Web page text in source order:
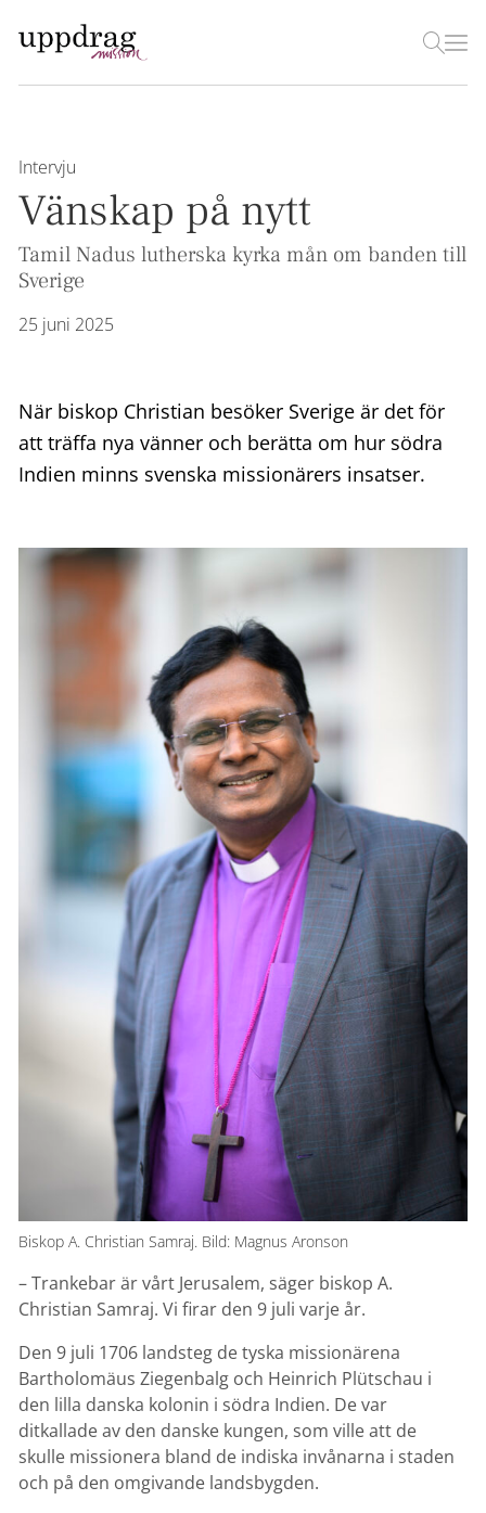
Intervju
Vänskap på nytt
Tamil Nadus lutherska kyrka mån om banden till
Sverige
25 juni 2025
När biskop Christian besöker Sverige är det för
att träffa nya vänner och berätta om hur södra
Indien minns svenska missionärers insatser.
Biskop A. Christian Samraj. Bild: Magnus Aronson
– Trankebar är vårt Jerusalem, säger biskop A.
Christian Samraj. Vi firar den 9 juli varje år.
Den 9 juli 1706 landsteg de tyska missionärena
Bartholomäus Ziegenbalg och Heinrich Plütschau i
den lilla danska kolonin i södra Indien. De var
ditkallade av den danske kungen, som ville att de
skulle missionera bland de indiska invånarna i staden
och på den omgivande landsbygden.